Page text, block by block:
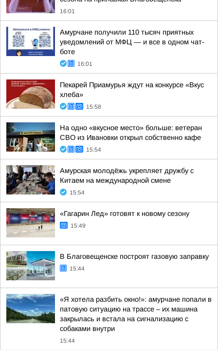
16:01
Амурчане получили 110 тысяч приятных
уведомлений от МФЦ — и все в одном чат-
боте
16:01
Пекарей Приамурья ждут на конкурсе «Вкус
хлеба»
15:58
На одно «вкусное место» больше: ветеран
СВО из Ивановки открыл собственно кафе
15:54
Амурская молодёжь укрепляет дружбу с
Китаем на международной смене
15:54
«Гагарин Лед» готовят к новому сезону
15:49
В Благовещенске построят газовую заправку
15:44
«Я хотела разбить окно!»: амурчане попали в
патовую ситуацию на трассе – их машина
закрылась и встала на сигнализацию с
собаками внутри
15:44